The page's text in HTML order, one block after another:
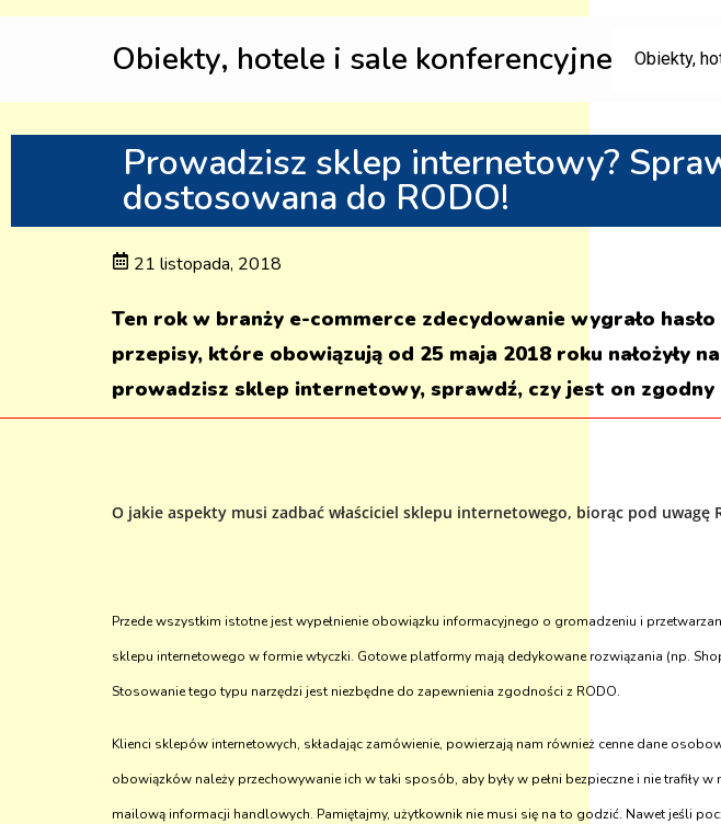
Obiekty, hotele i sale konferencyjne Obiekty,
Prowadzisz sklep internetowy?
dostosowana do RODO!
21 listopada, 2018
Ten rok w branży e-commerce zdecydowanie wygrało
przepisy, które obowiązują od 25 maja 2018 roku
prowadzisz sklep internetowy, sprawdź, czy jest on zgodny
O jakie aspekty musi zadbać właściciel sklepu internetowego, biorąc pod uwagę
Przede wszystkim istotne jest wypełnienie obowiązku informacyjnego o gromadzeniu i
sklepu internetowego w formie wtyczki. Gotowe platformy mają dedykowane rozwiązania (np.
Stosowanie tego typu narzędzi jest niezbędne do zapewnienia zgodności z RODO.
Klienci sklepów internetowych, składając zamówienie, powierzają nam również cenne dane
obowiązków należy przechowywanie ich w taki sposób, aby były w pełni bezpieczne i nie trafiły
mailową informacji handlowych. Pamiętajmy, użytkownik nie musi się na to godzić. Nawet jeśli